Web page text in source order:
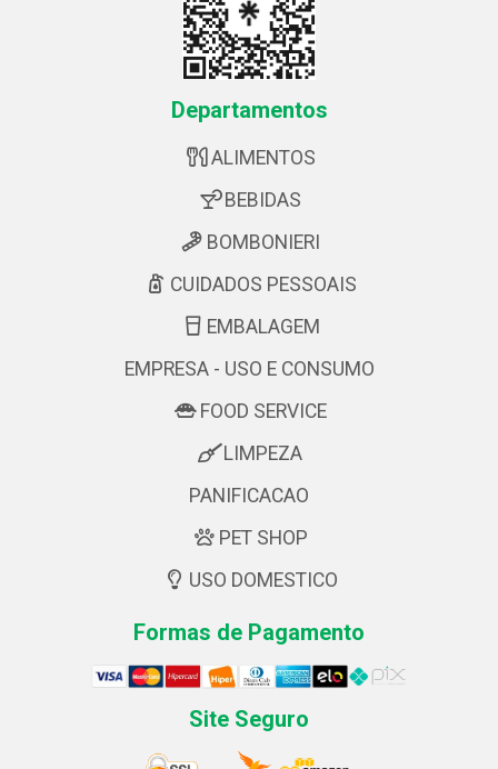
Departamentos
ALIMENTOS
BEBIDAS
BOMBONIERI
CUIDADOS PESSOAIS
EMBALAGEM
EMPRESA - USO E CONSUMO
FOOD SERVICE
LIMPEZA
PANIFICACAO
PET SHOP
USO DOMESTICO
Formas de Pagamento
Site Seguro